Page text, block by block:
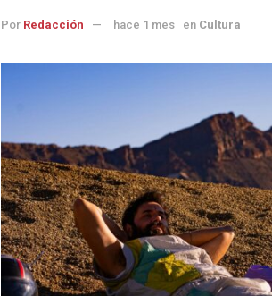
Por Redacción hace 1 mes en Cultura